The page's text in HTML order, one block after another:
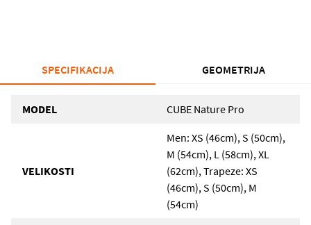
SPECIFIKACIJA GEOMETRIJA
MODEL CUBE Nature Pro
VELIKOSTI
Men: XS (46cm), S (50cm),
M (54cm), L (58cm), XL
(62cm), Trapeze: XS
(46cm), S (50cm), M
(54cm)